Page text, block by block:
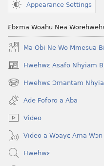
Appearance Settings
Ɛbɛma Woahu Nea
Ma Obi Ne Wo Mmesua
Hwehwɛ Asafo Nhyiam
(opens
new
window)
Hwehwɛ Ɔmantam
(opens
new
window)
Ade Foforo a Aba
Video
Video a Wɔayɛ Ama
Hwehwɛ